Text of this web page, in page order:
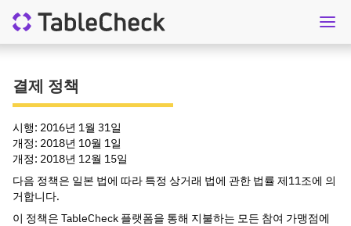
결제 정책
시행: 2016년 1월 31일
개정: 2018년 10월 1일
개정: 2018년 12월 15일
다음 정책은 일본 법에 따라 특정 상거래 법에 관한 법률 제11조에 의
거합니다.
이 정책은 TableCheck 플랫폼을 통해 지불하는 모든 참여 가맹점에